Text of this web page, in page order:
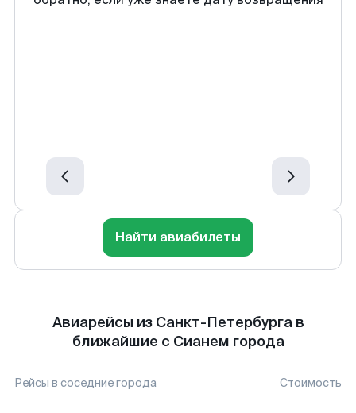
Найти авиабилеты
Авиарейсы из Санкт-Петербурга в
ближайшие с Сианем города
Рейсы в соседние города Стоимость